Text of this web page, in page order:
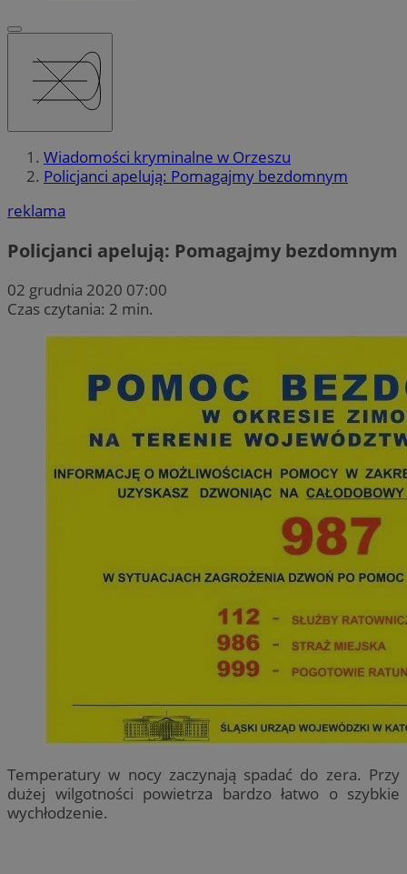
Wiadomości kryminalne w Orzeszu
Policjanci apelują: Pomagajmy bezdomnym
reklama
Policjanci apelują: Pomagajmy bezdomnym
02 grudnia 2020 07:00
Czas czytania: 2 min.
Temperatury w nocy zaczynają spadać do zera. Przy
dużej wilgotności powietrza bardzo łatwo o szybkie
wychłodzenie.